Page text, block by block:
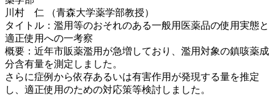
川村 仁 （青森大学薬学部教授）
タイトル：濫用等のおそれのある一般用医薬品の使用実態と
適正使用への一考察
概要：近年市販薬濫用が急増しており、濫用対象の鎮咳薬成
分含有量を測定しました。
さらに症例から依存あるいは有害作用が発現する量を推定
し、適正使用のための対応策等検討しました。